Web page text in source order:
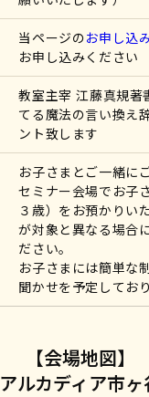
当ページのお申し込
お申し込みください
教室主宰 江藤真規著
てる魔法の言い換え
ント致します
お子さまとご一緒に
セミナー会場でお子
３歳）をお預かりい
が対象と異なる場合
ださい。
お子さまには簡単な
聞かせを予定しており
【会場地図】
アルカディア市ヶ